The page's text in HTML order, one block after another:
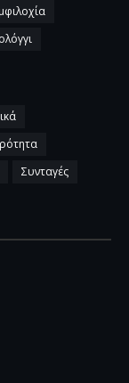
Συνταγές